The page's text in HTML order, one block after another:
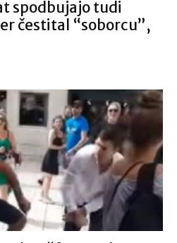
spodbujajo tudi
čestital “soborcu”,